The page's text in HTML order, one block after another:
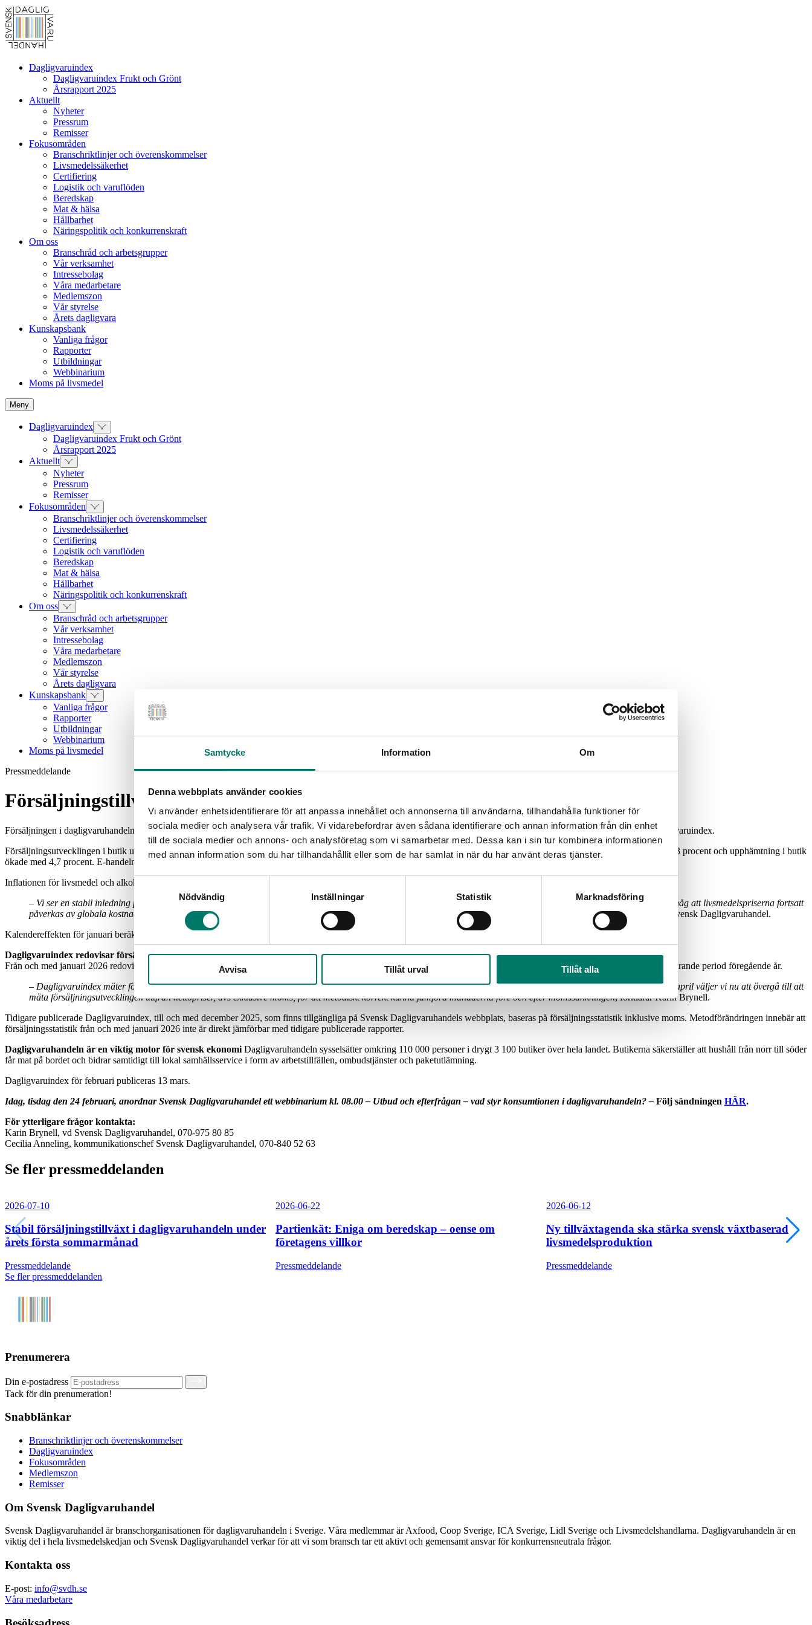
Samtycke Information Om
Denna webbplats använder cookies
Vi använder enhetsidentifierare för att anpassa innehållet och annonserna till användarna, tillhandahålla funktioner för
sociala medier och analysera vår trafik. Vi vidarebefordrar även sådana identifierare och annan information från din enhet
till de sociala medier och annons- och analysföretag som vi samarbetar med. Dessa kan i sin tur kombinera informationen
med annan information som du har tillhandahållit eller som de har samlat in när du har använt deras tjänster.
Samtyckesval
Nödvändig
Inställningar Statistik Marknadsföring
Avvisa Tillåt urval Tillåt alla
Dagligvaruindex
Dagligvaruindex Frukt och Grönt
Årsrapport 2025
Aktuellt
Nyheter
Pressrum
Remisser
Fokusområden
Branschriktlinjer och överenskommelser
Livsmedelssäkerhet
Certifiering
Logistik och varuflöden
Beredskap
Mat & hälsa
Hållbarhet
Näringspolitik och konkurrenskraft
Om oss
Branschråd och arbetsgrupper
Vår verksamhet
Intressebolag
Våra medarbetare
Medlemszon
Vår styrelse
Årets dagligvara
Kunskapsbank
Vanliga frågor
Rapporter
Utbildningar
Webbinarium
Moms på livsmedel
Meny
Dagligvaruindex
Dagligvaruindex Frukt och Grönt
Årsrapport 2025
Aktuellt
Nyheter
Pressrum
Remisser
Fokusområden
Branschriktlinjer och överenskommelser
Livsmedelssäkerhet
Certifiering
Logistik och varuflöden
Beredskap
Mat & hälsa
Hållbarhet
Näringspolitik och konkurrenskraft
Om oss
Branschråd och arbetsgrupper
Vår verksamhet
Intressebolag
Våra medarbetare
Medlemszon
Vår styrelse
Årets dagligvara
Kunskapsbank
Vanliga frågor
Rapporter
Utbildningar
Webbinarium
Moms på livsmedel
Pressmeddelande
Försäljningstillväxt i dagligvaruhandeln under årets första månad
Försäljningen i dagligvaruhandeln ökade med 4,6 procent under januari 2026, jämfört med samma månad 2025, enligt branschorganisationen Svensk Dagligvaruhandels Dagligvaruindex.
Försäljningsutvecklingen i butik uppgick i januari till 4,5 procent jämfört med samma månad i fjol. Försäljningen i e-handeln ökade med 7,3 procent. Hemleverans ökade med 9,3 procent och upphämtning i butik
ökade med 4,7 procent. E-handelns andel av dagligvaruförsäljningen uppgick i januari till 4,9 procent.
Inflationen för livsmedel och alkoholfria drycker uppgick i januari till 3,2 procent enligt SCB:s Konsumentprisindex.
– Vi ser en stabil inledning på året med tillväxt i både fysisk butik och e-handel. Matpriserna har varit stabila ända sedan förra våren. Samtidigt är det viktigt att komma ihåg att livsmedelspriserna fortsatt
påverkas av globala kostnader, råvarupriser och valutaförändringar. Prisbilden är därför rörlig, även i ett läge där inflationen har dämpats
, säger Karin Brynell, vd på Svensk Dagligvaruhandel.
Kalendereffekten för januari beräknas till -0,2 procent. Den kalenderkorrigerade försäljningsutvecklingen uppgick därmed till 4,8 procent under januari månad.
Dagligvaruindex redovisar försäljningsstatistik exklusive moms från och med januari 2026
Från och med januari 2026 redovisar Dagligvaruindex dagligvaruhandelns försäljningsutveckling exklusive moms. Försäljningsutvecklingen presenteras i jämförelse med motsvarande period föregående år.
– Dagligvaruindex mäter försäljningsutveckling per månad jämfört med samma månad föregående år. Då livsmedelsmomsen sänks från 12 till 6 procent från och med 1 april väljer vi nu att övergå till att
mäta försäljningsutvecklingen utifrån nettopriser, dvs exklusive moms, för att metodiskt korrekt kunna jämföra månaderna före och efter momssänkningen, förklarar Karin Brynell.
Tidigare publicerade Dagligvaruindex, till och med december 2025, som finns tillgängliga på Svensk Dagligvaruhandels webbplats, baseras på försäljningsstatistik inklusive moms. Metodförändringen innebär att
försäljningsstatistik från och med januari 2026 inte är direkt jämförbar med tidigare publicerade rapporter.
Dagligvaruhandeln är en viktig motor för svensk ekonomi Dagligvaruhandeln sysselsätter omkring 110 000 personer i drygt 3 100 butiker över hela landet. Butikerna säkerställer att hushåll från norr till söder
får mat på bordet och bidrar samtidigt till lokal samhällsservice i form av arbetstillfällen, ombudstjänster och paketutlämning.
Dagligvaruindex för februari publiceras 13 mars.
Idag, tisdag den 24 februari, anordnar Svensk Dagligvaruhandel ett webbinarium kl. 08.00 – Utbud och efterfrågan – vad styr konsumtionen i dagligvaruhandeln?– Följ sändningen HÄR.
För ytterligare frågor kontakta:
Karin Brynell, vd Svensk Dagligvaruhandel, 070-975 80 85
Cecilia Anneling, kommunikationschef Svensk Dagligvaruhandel, 070-840 52 63
Se fler pressmeddelanden
2026-07-10
Stabil försäljningstillväxt i dagligvaruhandeln under
årets första sommarmånad
Pressmeddelande
2026-06-22
Partienkät: Eniga om beredskap – oense om
företagens villkor
Pressmeddelande
2026-06-12
Ny tillväxtagenda ska stärka svensk växtbaserad
livsmedelsproduktion
Pressmeddelande
Se fler pressmeddelanden
Prenumerera
Din e-postadress
Tack för din prenumeration!
Snabblänkar
Branschriktlinjer och överenskommelser
Dagligvaruindex
Fokusområden
Medlemszon
Remisser
Om Svensk Dagligvaruhandel
Svensk Dagligvaruhandel är branschorganisationen för dagligvaruhandeln i Sverige. Våra medlemmar är Axfood, Coop Sverige, ICA Sverige, Lidl Sverige och Livsmedelshandlarna. Dagligvaruhandeln är en
viktig del i hela livsmedelskedjan och Svensk Dagligvaruhandel verkar för att vi som bransch tar ett aktivt och gemensamt ansvar för konkurrensneutrala frågor.
Kontakta oss
E-post: info@svdh.se
Våra medarbetare